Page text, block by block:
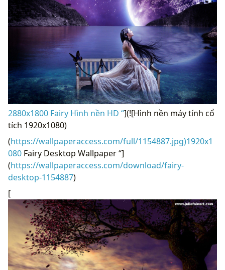
2880x1800 Fairy Hình nền HD “](![Hình nền máy tính cổ
tích 1920x1080)
(https://wallpaperaccess.com/full/1154887.jpg)1920x1
080 Fairy Desktop Wallpaper “]
(https://wallpaperaccess.com/download/fairy-
desktop-1154887)
[